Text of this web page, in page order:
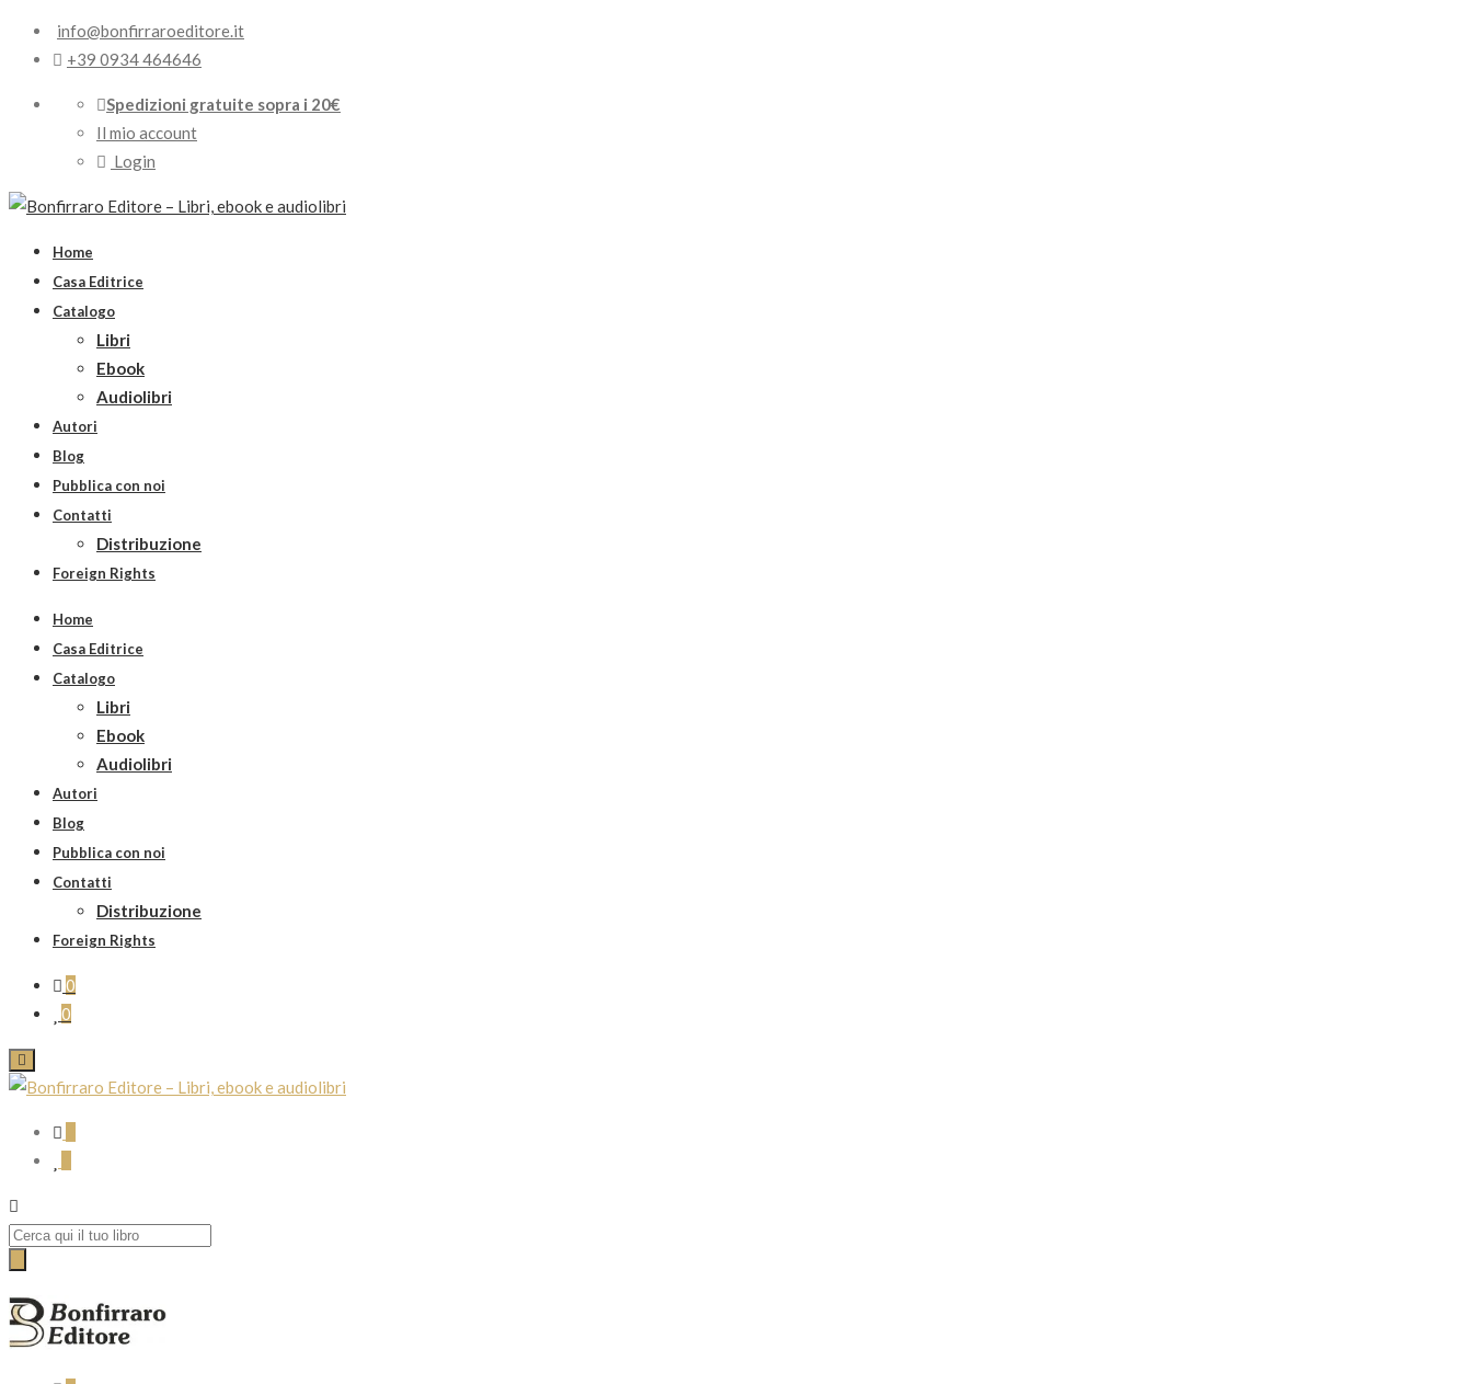
info@bonfirraroeditore.it
+39 0934 464646
Spedizioni gratuite sopra i 20€
Il mio account
Login
Home
Casa Editrice
Catalogo
Libri
Ebook
Audiolibri
Autori
Blog
Pubblica con noi
Contatti
Distribuzione
Foreign Rights
Home
Casa Editrice
Catalogo
Libri
Ebook
Audiolibri
Autori
Blog
Pubblica con noi
Contatti
Distribuzione
Foreign Rights
0
0
Search